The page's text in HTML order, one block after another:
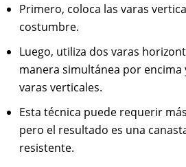
Primero, coloca las varas
costumbre.
Luego, utiliza dos varas
manera simultánea por encima
varas verticales.
Esta técnica puede requerir
pero el resultado es una
resistente.